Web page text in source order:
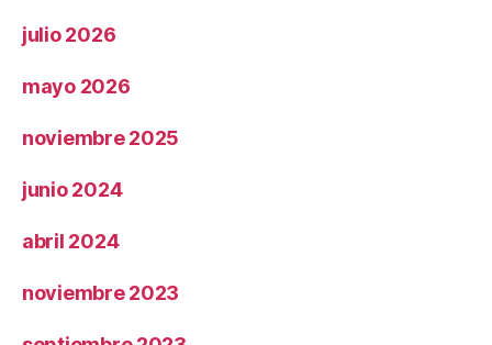
julio 2026
mayo 2026
noviembre 2025
junio 2024
abril 2024
noviembre 2023